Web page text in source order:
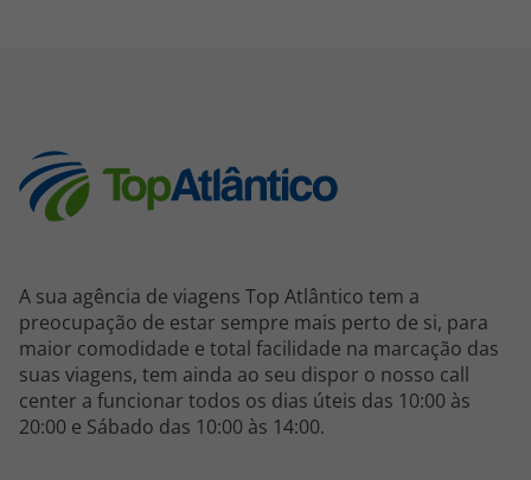
A sua agência de viagens Top Atlântico tem a
preocupação de estar sempre mais perto de si, para
maior comodidade e total facilidade na marcação das
suas viagens, tem ainda ao seu dispor o nosso call
center a funcionar todos os dias úteis das 10:00 às
20:00 e Sábado das 10:00 às 14:00.